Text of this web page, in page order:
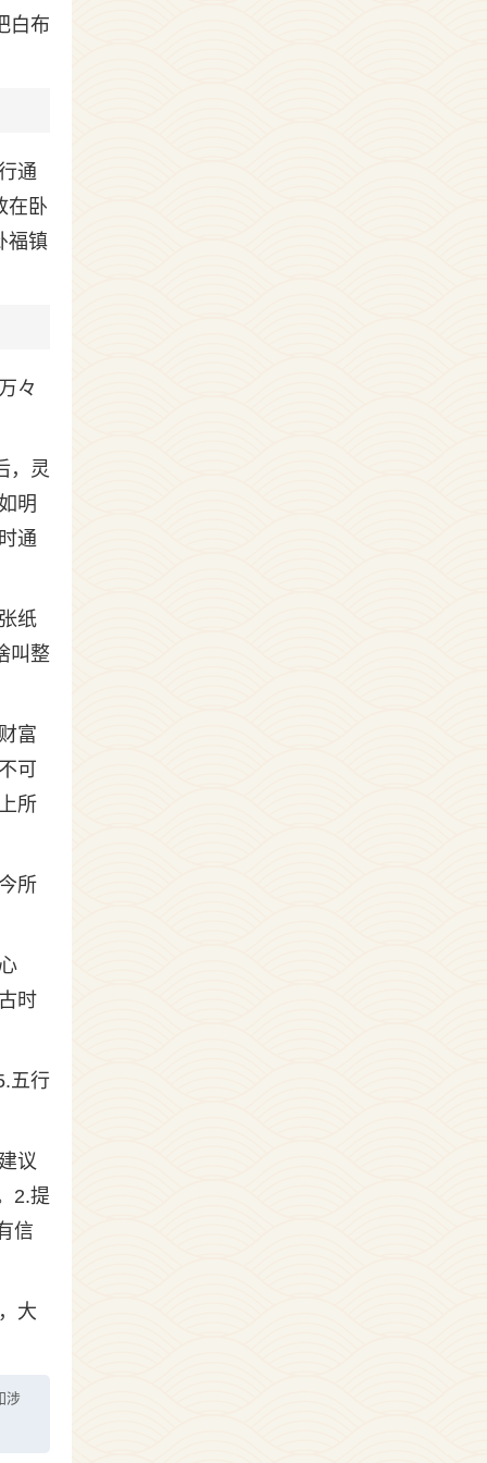
白布
通
在卧
福镇
々
，灵
明
通
纸
叫整
富
可
所
所
时
五行
议
2.提
信
大
涉